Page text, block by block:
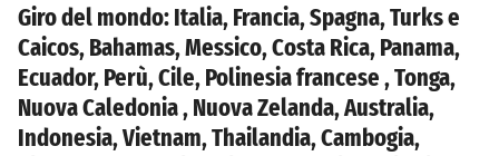
Giro del mondo: Italia, Francia, Spagna, Turks e
Caicos, Bahamas, Messico, Costa Rica, Panama,
Ecuador, Perù, Cile, Polinesia francese , Tonga,
Nuova Caledonia , Nuova Zelanda, Australia,
Indonesia, Vietnam, Thailandia, Cambogia,